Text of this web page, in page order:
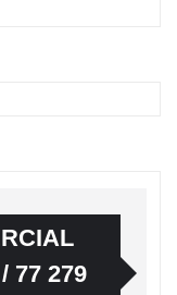
77 279